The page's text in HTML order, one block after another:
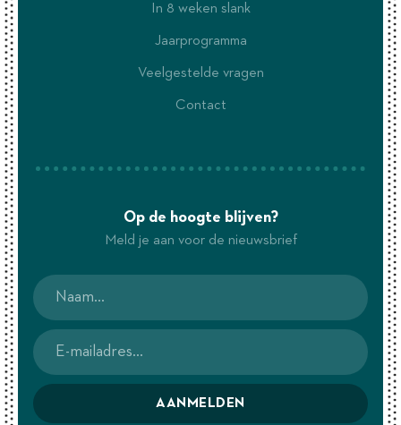
In 8 weken slank
Jaarprogramma
Veelgestelde vragen
Contact
Op de hoogte blijven?
Meld je aan voor de nieuwsbrief
AANMELDEN